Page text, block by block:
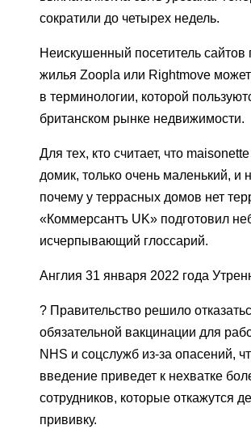
сократили до четырех недель.
Неискушенный посетитель сайтов
жилья Zoopla или Rightmove может
в терминологии, которой
британском рынке недвижимости.
Для тех, кто считает, что
домик, только очень маленький, и
почему у террасных домов нет
«Коммерсантъ UK» подготовил
исчерпывающий глоссарий.
Англия 31 января 2022 года
? Правительство решило
обязательной вакцинации для
NHS и соцслужб из-за опасений,
введение приведет к нехватке
сотрудников, которые откажутся
прививку.